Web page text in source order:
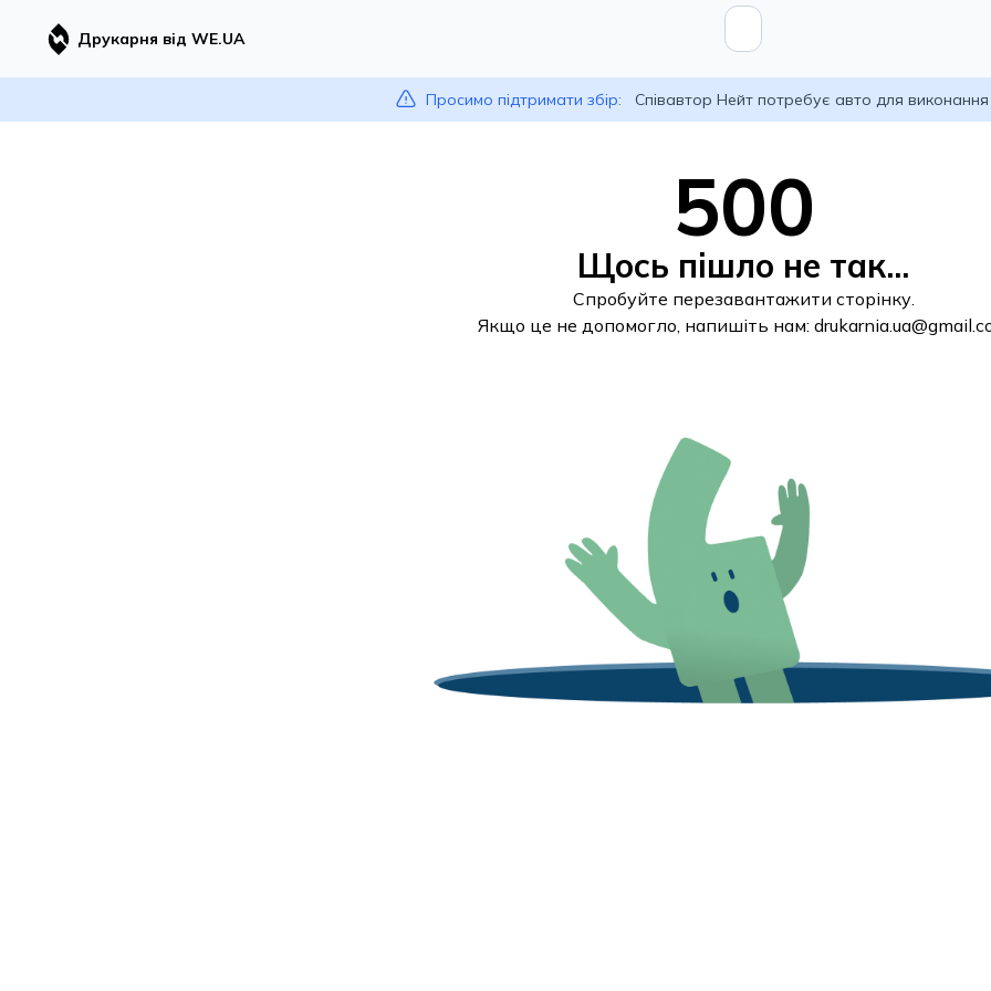
Друкарня від WE.UA
Просимо підтримати збір: Співавтор Нейт потребує авто для
500
Щось пішло не так...
Спробуйте перезавантажити сторінку.
Якщо це не допомогло, напишіть нам: